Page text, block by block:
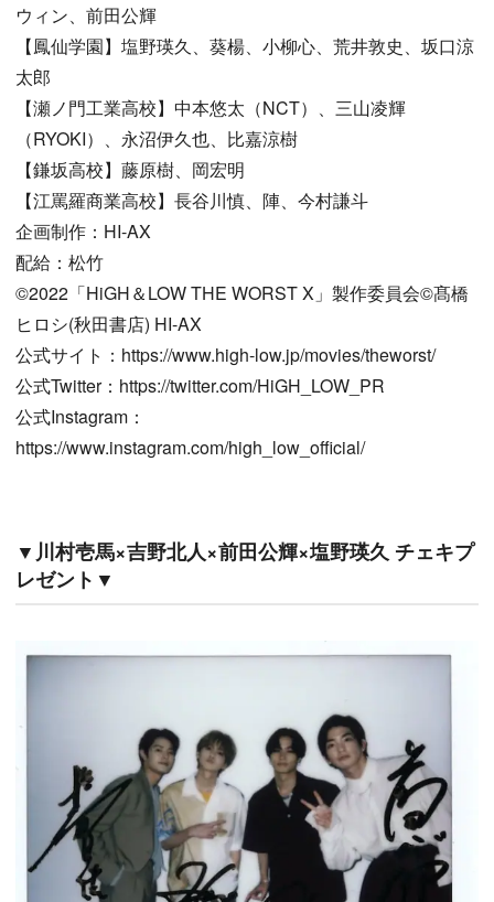
ウィン、前田公輝
【鳳仙学園】塩野瑛久、葵楊、小柳心、荒井敦史、坂口涼
太郎
【瀬ノ門工業高校】中本悠太（NCT）、三山凌輝
（RYOKI）、永沼伊久也、比嘉涼樹
【鎌坂高校】藤原樹、岡宏明
【江罵羅商業高校】長谷川慎、陣、今村謙斗
企画制作：HI-AX
配給：松竹
©2022「HiGH＆LOW THE WORST X」製作委員会©髙橋
ヒロシ(秋田書店) HI-AX
公式サイト：https://www.high-low.jp/movies/theworst/
公式Twitter：https://twitter.com/HiGH_LOW_PR
公式Instagram：
https://www.instagram.com/high_low_official/
▼川村壱馬×吉野北人×前田公輝×塩野瑛久 チェキプ
レゼント▼